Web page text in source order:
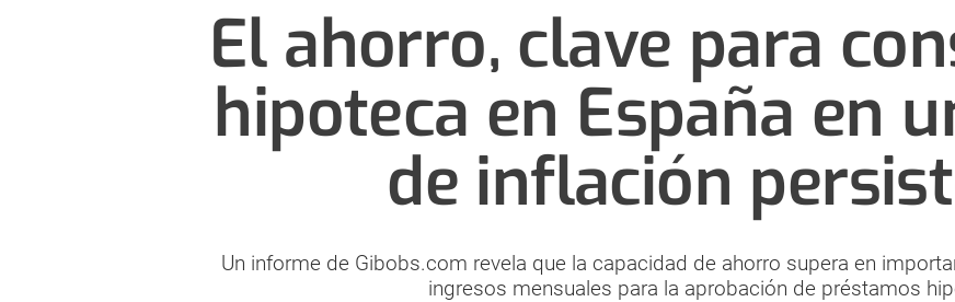
El ahorro, clave para
hipoteca en España en
de inflación
Un informe de Gibobs.com revela que la capacidad de ahorro supera en
ingresos mensuales para la aprobación de préstamos